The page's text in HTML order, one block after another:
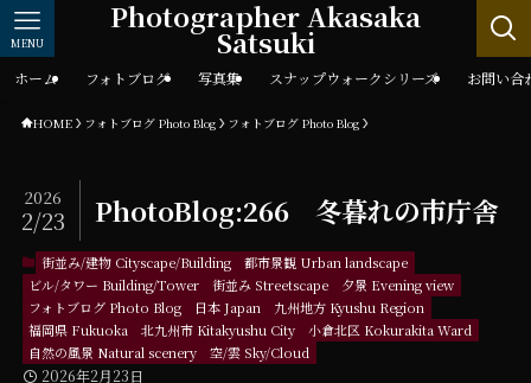
Photographer Akasaka
Satsuki
MENU
ホーム フォトブログ 写真集 スナップウォークシリーズ お問い合
HOME フォトブログ Photo Blog フォトブログ Photo Blog
PhotoBlog:266 冬暮れの市庁舎
2026
2/23
街並み/建物 Cityscape/Building
都市景観 Urban landscape
ビル/タワー Building/Tower
街並み Streetscape
夕景 Evening view
フォトブログ Photo Blog
日本 Japan
九州地方 Kyushu Region
福岡県 Fukuoka
北九州市 Kitakyushu City
小倉北区 Kokurakita Ward
自然の風景 Natural scenery
空/雲 Sky/Cloud
2026年2月23日